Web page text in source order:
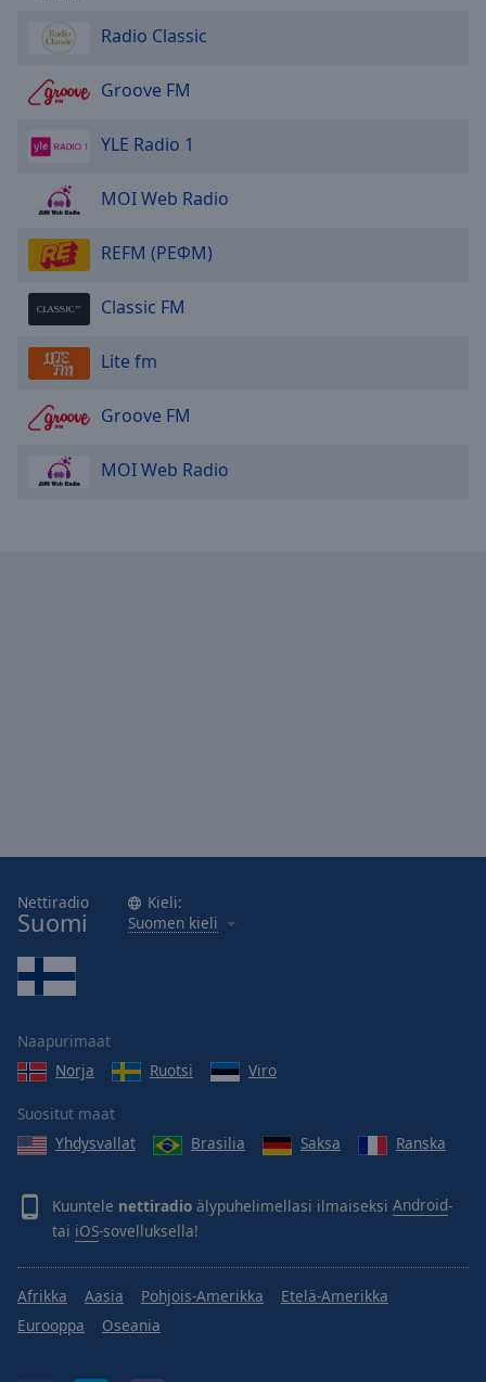
window.
Radio Classic
Groove FM
YLE Radio 1
MOI Web Radio
REFM (РЕФМ)
Classic FM
Lite fm
Groove FM
MOI Web Radio
Nettiradio
Suomi
Kieli:
Suomen kieli
Naapurimaat
Norja
Ruotsi Viro
Suositut maat
Yhdysvallat
Brasilia Saksa Ranska
Kuuntele nettiradio älypuhelimellasi ilmaiseksi Android-
tai iOS-sovelluksella!
Afrikka Aasia Pohjois-Amerikka
Etelä-Amerikka
Eurooppa
Oseania